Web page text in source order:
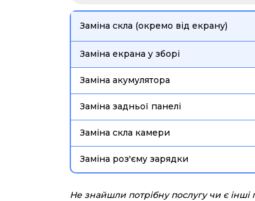
Заміна скла (окремо від екрану)
Заміна екрана у зборі
Заміна акумулятора
Заміна задньої панелі
Заміна скла камери
Заміна роз'єму зарядки
Не знайшли потрібну послугу чи є інші